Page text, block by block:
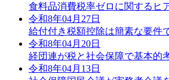
食料品消費税率ゼロに関するヒ
令和8年04月27日
給付付き税額控除は簡素な要件
令和8年04月20日
経団連が税と社会保障で基本的
令和8年04月13日